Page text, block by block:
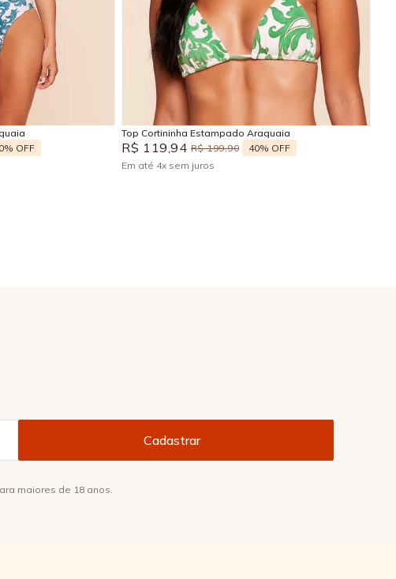
G GG
sacola
OFF
M G GG
Adicionar na sacola
Top Cortininha Estampado Araguaia
R$ 119,94 R$ 199,90 40% OFF
Em até 4x sem juros
maiores de 18 anos.